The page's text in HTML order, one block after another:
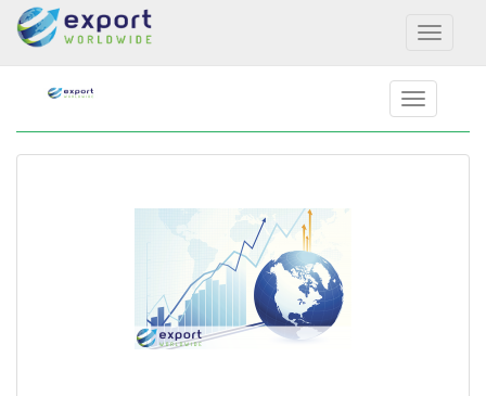
Toggle